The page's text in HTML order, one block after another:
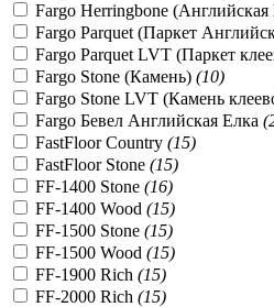
Fargo Herringbone (Английская
Fargo Parquet (Паркет
Fargo Parquet LVT (Паркет
Fargo Stone (Камень) (10)
Fargo Stone LVT (Камень
Fargo Бевел Английская Елка (
FastFloor Country (15)
FastFloor Stone (15)
FF-1400 Stone (16)
FF-1400 Wood (15)
FF-1500 Stone (15)
FF-1500 Wood (15)
FF-1900 Rich (15)
FF-2000 Rich (15)